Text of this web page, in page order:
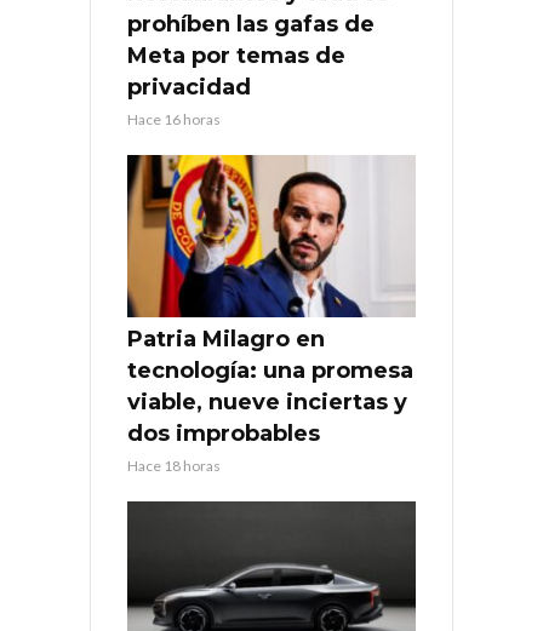
prohíben las gafas de
Meta por temas de
privacidad
Hace 16 horas
Patria Milagro en
tecnología: una promesa
viable, nueve inciertas y
dos improbables
Hace 18 horas